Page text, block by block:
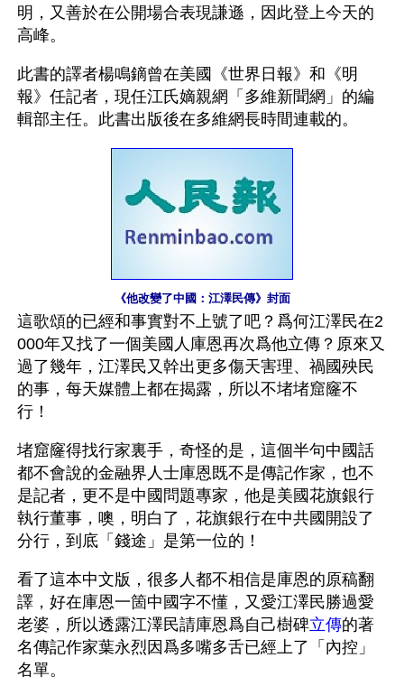
明，又善於在公開場合表現謙遜，因此登上今天的
高峰。
此書的譯者楊鳴鏑曾在美國《世界日報》和《明
報》任記者，現任江氏嫡親網「多維新聞網」的編
輯部主任。此書出版後在多維網長時間連載的。
《他改變了中國：江澤民傳》封面
這歌頌的已經和事實對不上號了吧？爲何江澤民在2
000年又找了一個美國人庫恩再次爲他立傳？原來又
過了幾年，江澤民又幹出更多傷天害理、禍國殃民
的事，每天媒體上都在揭露，所以不堵堵窟窿不
行！
堵窟窿得找行家裏手，奇怪的是，這個半句中國話
都不會說的金融界人士庫恩既不是傳記作家，也不
是記者，更不是中國問題專家，他是美國花旗銀行
執行董事，噢，明白了，花旗銀行在中共國開設了
分行，到底「錢途」是第一位的！
看了這本中文版，很多人都不相信是庫恩的原稿翻
譯，好在庫恩一箇中國字不懂，又愛江澤民勝過愛
老婆，所以透露江澤民請庫恩爲自己樹碑立傳的著
名傳記作家葉永烈因爲多嘴多舌已經上了「內控」
名單。